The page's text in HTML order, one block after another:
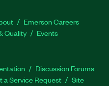
Emerson Careers
Quality Events
Discussion Forums
a Service Request Site